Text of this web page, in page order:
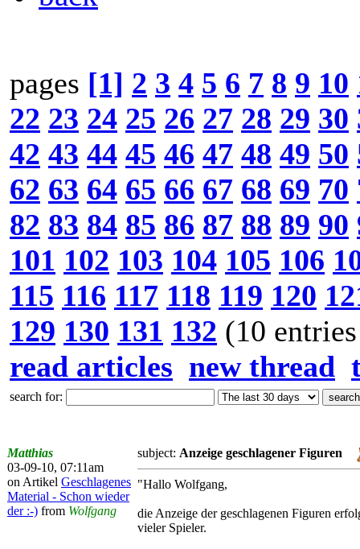
pages [1] 2 3 4 5 6 7 8 9 10
22 23 24 25 26 27 28 29 30
42 43 44 45 46 47 48 49 50
62 63 64 65 66 67 68 69 70
82 83 84 85 86 87 88 89 90
101 102 103 104 105 106
115 116 117 118 119 120
129 130 131 132 (10
read articles new thread
search for:
Matthias
03-09-10, 07:11am
on Artikel Geschlagenes
Material - Schon wieder
der :-) from Wolfgang
subject: Anzeige geschlagener Figuren
"Hallo Wolfgang,
die Anzeige der geschlagenen Figuren
vieler Spieler.